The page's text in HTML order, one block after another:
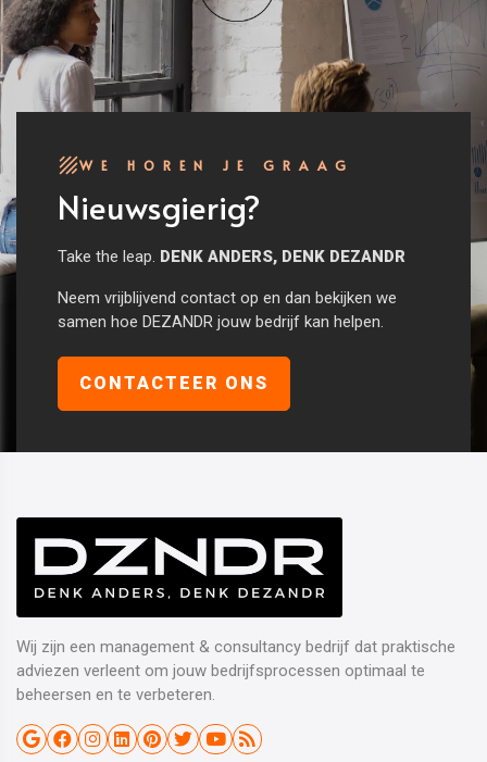
WE HOREN JE GRAAG
Nieuwsgierig?
Take the leap. DENK ANDERS, DENK DEZANDR
Neem vrijblijvend contact op en dan bekijken we
samen hoe DEZANDR jouw bedrijf kan helpen.
CONTACTEER ONS
Wij zijn een management & consultancy bedrijf dat praktische
adviezen verleent om jouw bedrijfsprocessen optimaal te
beheersen en te verbeteren.